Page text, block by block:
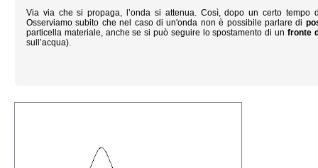
Via via che si propaga, l’onda si attenua. Così, dopo un certo
Osserviamo subito che nel caso di un'onda non è possibile parlare di
particella materiale, anche se si può seguire lo spostamento di un fronte
sull’acqua).